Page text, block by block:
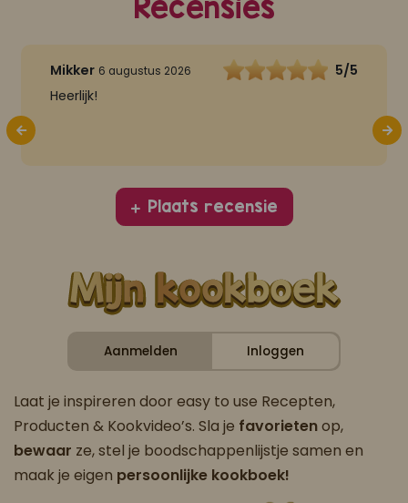
Recensies
Mikker 6 augustus 2026
5/5
Heerlijk!
Plaats recensie
Aanmelden Inloggen
Laat je inspireren door easy to use Recepten,
Producten & Kookvideo’s. Sla je favorietenop,
bewaar ze, stel je boodschappenlijstje samen en
maak je eigen persoonlijke kookboek!